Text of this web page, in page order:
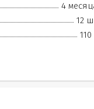
4
12
110